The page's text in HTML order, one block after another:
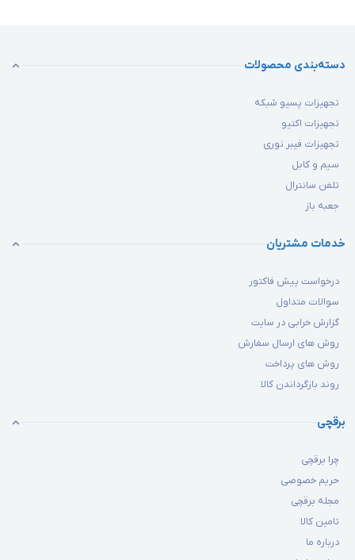
دسته‌بندی محصولات
تجهیزات پسیو شبکه
تجهیزات اکتیو
تجهیزات فیبر نوری
سیم و کابل
تلفن سانترال
جعبه باز
خدمات مشتریان
درخواست پیش فاکتور
سوالات متداول
گزارش خرابی در سایت
روش های ارسال سفارش
روش های پرداخت
روند بازگرداندن کالا
برقچی
چرا برقچی
حریم خصوصی
مجله برقچی
تامین کالا
درباره ما